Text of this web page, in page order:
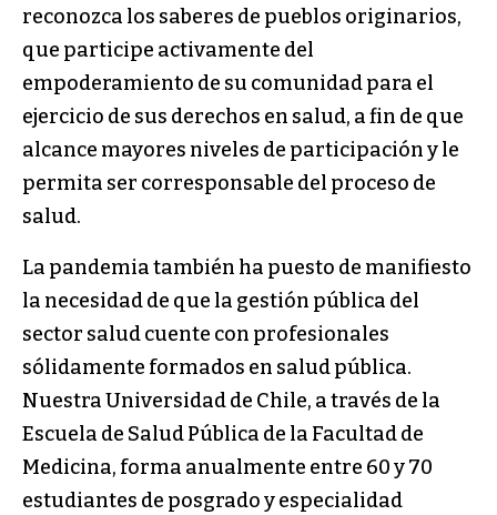
reconozca los saberes de pueblos originarios,
que participe activamente del
empoderamiento de su comunidad para el
ejercicio de sus derechos en salud, a fin de que
alcance mayores niveles de participación y le
permita ser corresponsable del proceso de
salud.
La pandemia también ha puesto de manifiesto
la necesidad de que la gestión pública del
sector salud cuente con profesionales
sólidamente formados en salud pública.
Nuestra Universidad de Chile, a través de la
Escuela de Salud Pública de la Facultad de
Medicina, forma anualmente entre 60 y 70
estudiantes de posgrado y especialidad